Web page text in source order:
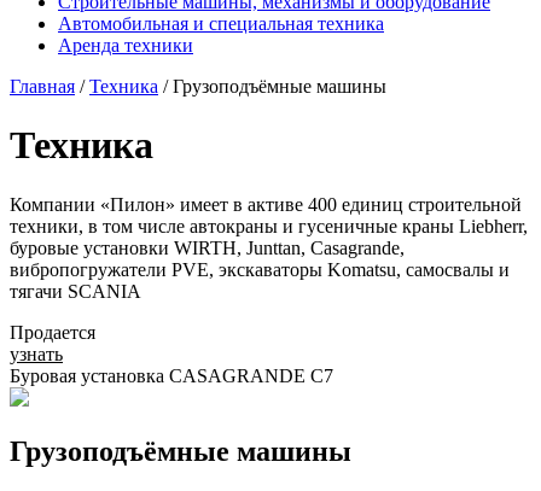
Автомобильная и специальная техника
Аренда техники
Главная /Техника / Грузоподъёмные машины
Техника
Компании «Пилон» имеет в активе 400 единиц строительной
техники, в том числе автокраны и гусеничные краны Liebherr,
буровые установки WIRTH, Junttan, Casagrande,
вибропогружатели PVE, экскаваторы Komatsu, самосвалы и
тягачи SCANIA
Продается
узнать
Буровая установка CASAGRANDE C7
Грузоподъёмные машины